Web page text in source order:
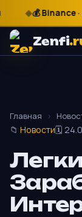
₽
$
€
💰 Binance ·
Zenfi
Главная ›
📁 Новости🗓